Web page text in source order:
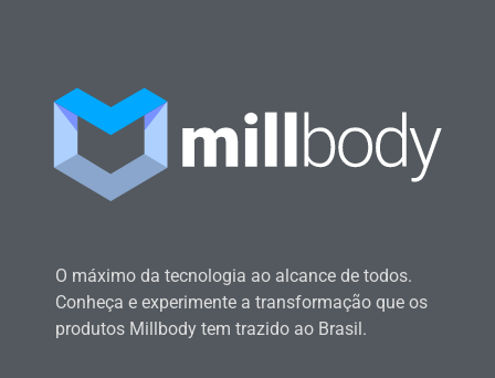
O máximo da tecnologia ao alcance de todos.
Conheça e experimente a transformação que os
produtos Millbody tem trazido ao Brasil.